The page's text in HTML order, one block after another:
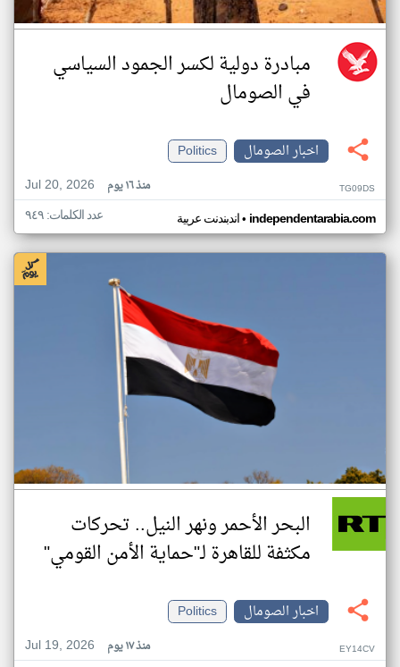
مبادرة دولية لكسر الجمود السياسي
في الصومال
اخبار الصومال
Politics
Jul 20, 2026
منذ ١٦ يوم TG09DS
اندبندنت عربية• independentarabia.com عدد الكلمات: ٩٤٩
البحر الأحمر ونهر النيل.. تحركات
مكثفة للقاهرة لـ"حماية الأمن القومي"
اخبار الصومال
Politics
Jul 19, 2026
منذ ١٧ يوم EY14CV